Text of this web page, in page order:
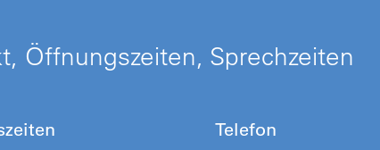
Öffnungszeiten, Sprechzeiten
Telefon